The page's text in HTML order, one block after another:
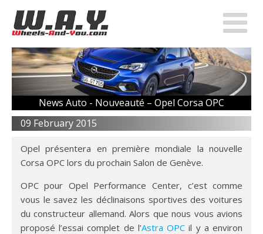
News Auto - Nouveauté – Opel Corsa OPC
09 February 2015
Opel présentera en première mondiale la nouvelle
Corsa OPC lors du prochain Salon de Genève.
OPC pour Opel Performance Center, c’est comme
vous le savez les déclinaisons sportives des voitures
du constructeur allemand. Alors que nous vous avions
proposé l’essai complet de l’Astra OPC il y a environ